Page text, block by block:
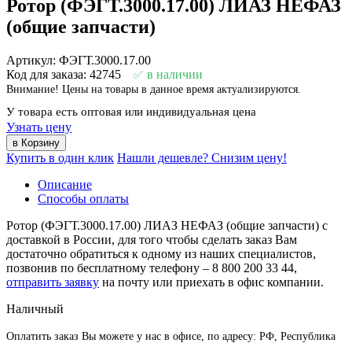
Ротор (ФЭГТ.3000.17.00) ЛИАЗ НЕФАЗ
(общие запчасти)
Артикул: ФЭГТ.3000.17.00
Код для заказа: 42745
в наличии
Внимание! Цены на товары в данное время актуализируются.
У товара есть оптовая или индивидуальная цена
Узнать цену
Купить в один клик Нашли дешевле? Снизим цену!
Описание
Способы оплаты
Ротор (ФЭГТ.3000.17.00) ЛИАЗ НЕФАЗ (общие запчасти) с
доставкой в России, для того чтобы сделать заказ Вам
достаточно обратиться к одному из наших специалистов,
позвонив по бесплатному телефону – 8 800 200 33 44,
отправить заявку на почту или приехать в офис компании.
Наличный
Оплатить заказ Вы можете у нас в офисе, по адресу: РФ, Республика